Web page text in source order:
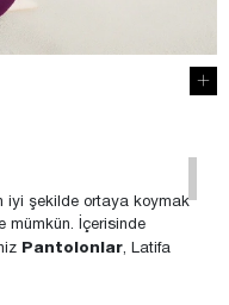
iyi şekilde ortaya koymak
mümkün. İçerisinde
Pantolonlar, Latifa